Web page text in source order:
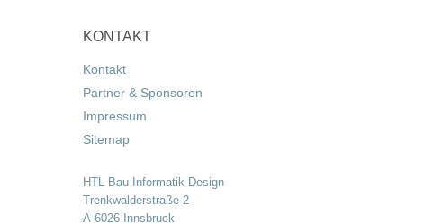
KONTAKT
Kontakt
Partner & Sponsoren
Impressum
Sitemap
HTL Bau Informatik Design
Trenkwalderstraße 2
A-6026 Innsbruck